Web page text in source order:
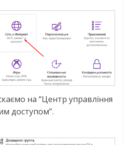
на “Центр управління
доступом”.